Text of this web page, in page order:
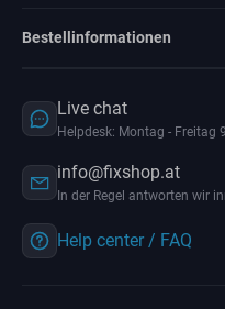
Bestellinformationen
Live chat
Helpdesk: Montag - Freitag
info@fixshop.at
In der Regel antworten wir
Help center / FAQ